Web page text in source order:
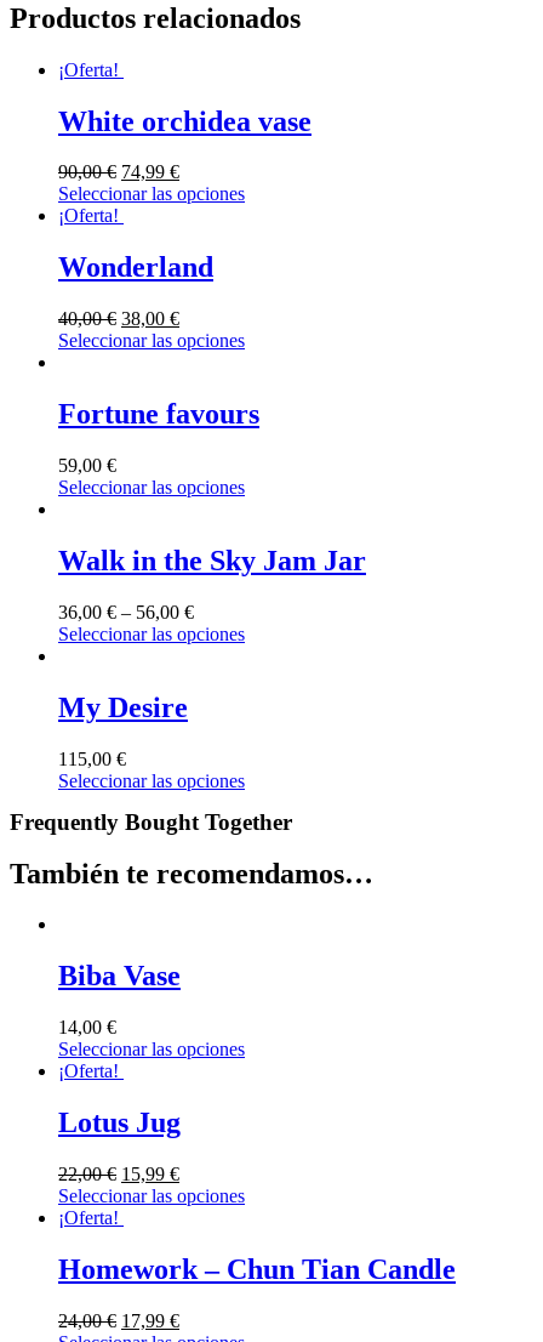
Productos relacionados
¡Oferta!
White orchidea vase
90,00€ 74,99 €
Seleccionar las opciones
¡Oferta!
Wonderland
40,00€ 38,00 €
Seleccionar las opciones
Fortune favours
59,00 €
Seleccionar las opciones
Walk in the Sky Jam Jar
36,00 € – 56,00 €
Seleccionar las opciones
My Desire
115,00 €
Seleccionar las opciones
Frequently Bought Together
También te recomendamos…
Biba Vase
14,00 €
Seleccionar las opciones
¡Oferta!
Lotus Jug
22,00€ 15,99 €
Seleccionar las opciones
¡Oferta!
Homework – Chun Tian Candle
24,00€ 17,99 €